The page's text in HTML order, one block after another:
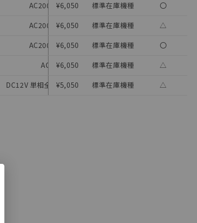
AC200～230V 50/60 Hz(AC) 限時リレー
¥6,050 標準在庫機種 〇
AC200～230V 50/60 Hz(AC) 限時リレー
¥6,050 標準在庫機種 △
AC200～230V 50/60 Hz(AC) 限時リレー
¥6,050 標準在庫機種 〇
AC24V 50/60 Hz(AC) 限時リレー
¥6,050 標準在庫機種 △
DC12V 単相全波整流電源まで使用可能(DC) 限時リレー
¥5,050 標準在庫機種 △
制御
お願いしま
登録され
同利用者
了承くだ
載されて